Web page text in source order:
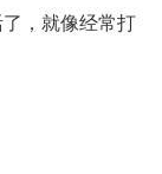
，就像经常打